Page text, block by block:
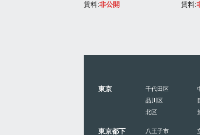
賃料:非公開
賃料:
東京 千代田区
品川区
北区
東京都下 八王子市